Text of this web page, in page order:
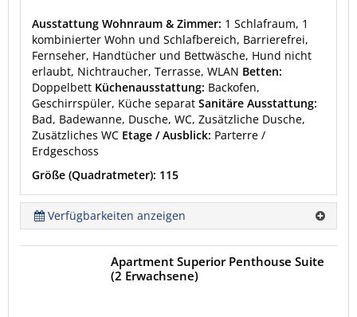
Ausstattung Wohnraum & Zimmer: 1 Schlafraum, 1
kombinierter Wohn und Schlafbereich, Barrierefrei,
Fernseher, Handtücher und Bettwäsche, Hund nicht
erlaubt, Nichtraucher, Terrasse, WLAN Betten:
Doppelbett Küchenausstattung: Backofen,
Geschirrspüler, Küche separat Sanitäre Ausstattung:
Bad, Badewanne, Dusche, WC, Zusätzliche Dusche,
Zusätzliches WC Etage / Ausblick: Parterre /
Erdgeschoss
Größe (Quadratmeter): 115
Verfügbarkeiten anzeigen
Apartment Superior Penthouse Suite
(2 Erwachsene)